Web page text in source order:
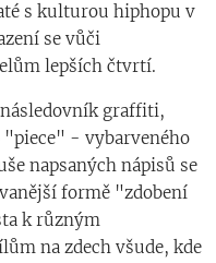
s kulturou hiphopu v
se vůči
lepších čtvrtí.
graffiti,
"piece" - vybarveného
napsaných nápisů se
formě "zdobení
k různým
na zdech všude, kde